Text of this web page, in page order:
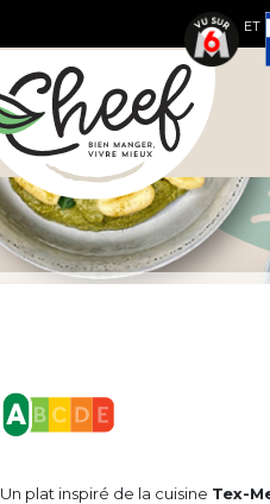
ET
Un plat inspiré de la cuisine Tex-